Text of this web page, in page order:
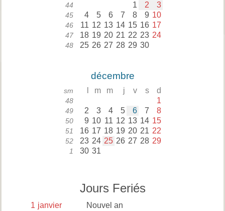
44 1 2 3
45 4 5 6 7 8 9 10
46 11 12 13 14 15 16 17
47 18 19 20 21 22 23 24
48 25 26 27 28 29 30
décembre
sm m m j v s d
48 1
49 2 3 4 5 6 7 8
50 9 10 11 12 13 14 15
51 16 17 18 19 20 21 22
52 23 24 25 26 27 28 29
1 30 31
Jours Feriés
1 janvier
Nouvel an